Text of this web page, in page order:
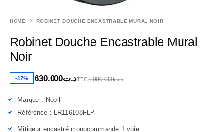
HOME ROBINET DOUCHE ENCASTRABLE MURAL NOIR
Robinet Douche Encastrable Mural
Noir
-37% د.ت1,000.000 د.ت630.000 TTC
Marque : Nobili
Référence : LR116108FLP
Mitigeur encastré monocommande 1 voie